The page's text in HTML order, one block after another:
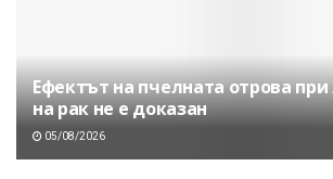
Ефектът на пчелната отрова
на рак не е доказан
05/08/2026